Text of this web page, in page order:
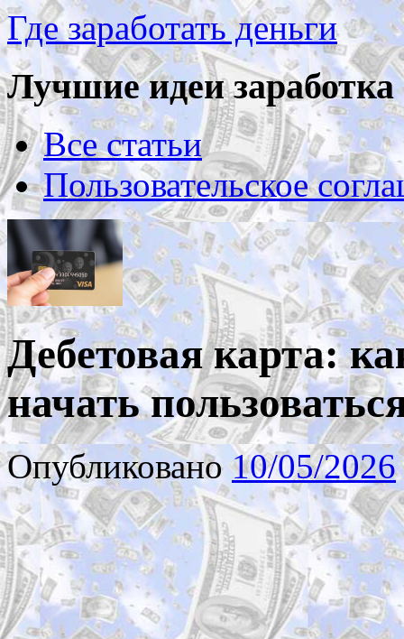
Где заработать деньги
Лучшие идеи заработка
Все статьи
Пользовательское
Дебетовая карта:
начать
Опубликовано10/05/2026